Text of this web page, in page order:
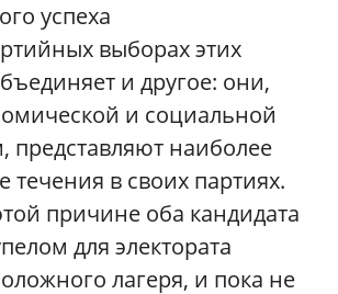
успеха
выборах этих
и другое: они,
и социальной
представляют наиболее
течения в своих партиях.
причине оба кандидата
для электората
лагеря, и пока не